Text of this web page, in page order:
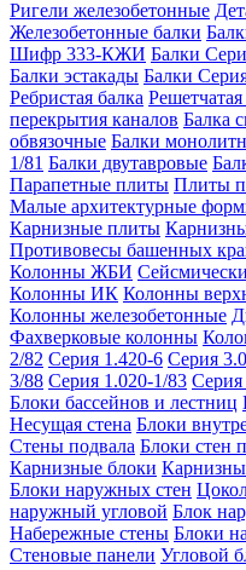
Ригели железобетонные
Железобетонные балки
Шифр 333-КЖИ Балки
Балки эстакады Балки
Ребристая балка Решетчатая
перекрытия каналов Балка
обвязочные Балки
1/81 Балки двутавровые
Парапетные плиты Плиты
Малые архитектурные
Карнизные плиты
Противовесы башенных
Колонны ЖБИ
Колонны ИК Колонны
Колонны железобетонные
Фахверковые колонны
2/82 Серия 1.420-6 Серия
3/88 Серия 1.020-1/83 Серия
Блоки бассейнов и лестниц
Несущая стена Блоки
Стены подвала Блоки стен
Карнизные блоки
Блоки наружных стен
наружный угловой Блок
Набережные стены Блоки
Стеновые панели Угловой